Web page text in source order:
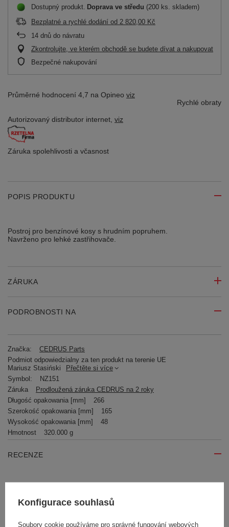
Dostupný produkt Doprava ve středu (200 ks. skladem)
Bezplatné a rychlé dodání od 2 820,00 Kč
14 dnů do návratu
Zkontrolujte, ve kterém obchodě se budete dívat a nakupovat
Bezpečné nakupování
Průměrné hodnocení 4,7 na Opineo viz
Rychlé obraty
Autorizovaný distributor internet, viz
Záruka spolehlivosti a včasnost
POPIS PRODUKTU
Postroj pro benzínové kosy s hrudním popruhem.
Navrženo pro lehké zastřihovače.
ZÁRUKA
PODROBNOSTI NA
Značka:
CEDRUS Parts
Podmiot odpowiedzialny za ten produkt na terenie UE
Mariusz Stasiński
Přečtěte si více
Symbol:
NZ151
Záruka
Prodloužená záruka CEDRUS na 2 roky
Długość opakowania [mm]
266
Szerokość opakowania [mm]
165
Wysokość opakowania [mm]
48
Hmotnost
320.000 g
RECENZE
Konfigurace souhlasů
Soubory cookie používáme pro správné fungování webových